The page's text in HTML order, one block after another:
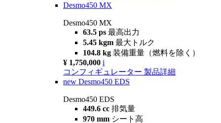
Desmo450 MX
Desmo450 MX
63.5 ps 最高出力
5.45 kgm 最大トルク
104.8 kg 装備重量（燃料を除く）
¥ 1,750,000 i
コンフィギュレーター 製品詳細
new Desmo450 EDS
Desmo450 EDS
449.6 cc 排気量
970 mm シート高